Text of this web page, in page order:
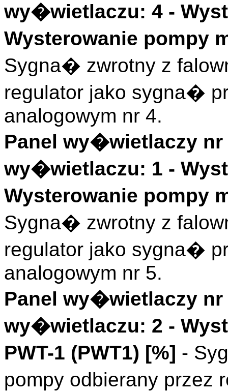
wy�wietlaczu: 4 -
Wysterowanie pompy
Sygna� zwrotny z
regulator jako sygna�
analogowym nr 4.
Panel wy�wietlaczy nr
wy�wietlaczu: 1 -
Wysterowanie pompy
Sygna� zwrotny z
regulator jako sygna�
analogowym nr 5.
Panel wy�wietlaczy nr
wy�wietlaczu: 2 -
PWT-1 (PWT1) [%] -
pompy odbierany przez